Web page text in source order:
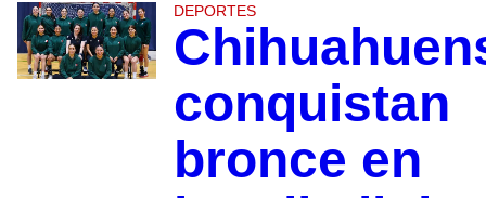
DEPORTES
conquistan
bronce en